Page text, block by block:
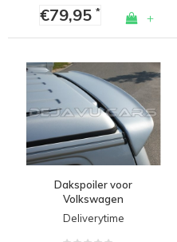
€79,95* +
Dakspoiler voor
Volkswagen
Transporter T5
Deliverytime